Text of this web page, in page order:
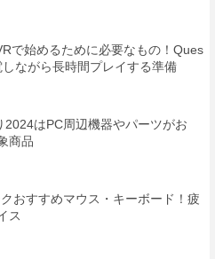
で始めるために必要なもの！Ques
ながら長時間プレイする準備
2024はPC周辺機器やパーツがお
商品
おすすめマウス・キーボード！疲
ス